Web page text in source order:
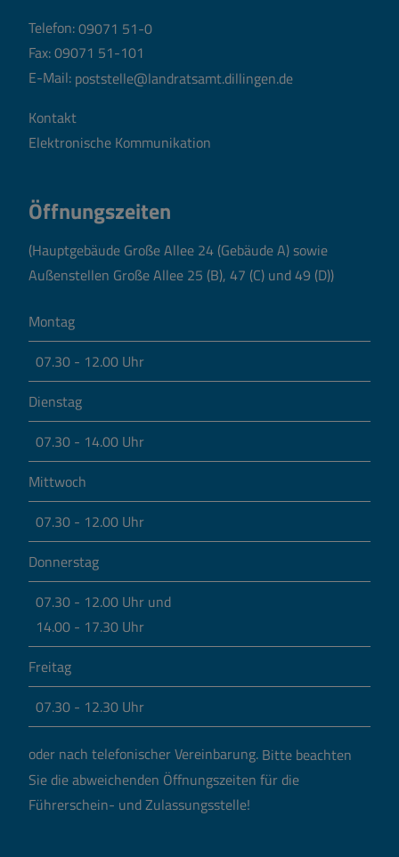
Telefon:09071 51-0
Fax: 09071 51-101
E-Mail: poststelle@landratsamt.dillingen.de
Kontakt
Elektronische Kommunikation
Öffnungszeiten
(Hauptgebäude Große Allee 24 (Gebäude A) sowie
Außenstellen Große Allee 25 (B), 47 (C) und 49 (D))
Montag
07.30 - 12.00 Uhr
Dienstag
07.30 - 14.00 Uhr
Mittwoch
07.30 - 12.00 Uhr
Donnerstag
07.30 - 12.00 Uhr und
14.00 - 17.30 Uhr
Freitag
07.30 - 12.30 Uhr
oder nach telefonischer Vereinbarung. Bitte beachten
Sie die abweichenden Öffnungszeiten für die
Führerschein- und Zulassungsstelle!